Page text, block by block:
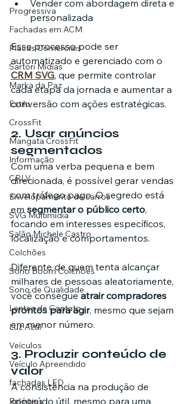
Progressiva
Fachadas em ACM
Placas Comerciais
Sartori Mídias
Marka da Paz
Estilo
CrossFit
Mangata CrossFit
Informação
CRLV
Envelopamento de carros
SVG Multimídia
Salão Michele Castro
Colchões
Sono Boom Colchões
Sono de Qualidade
Lentes de Contato
Luz Azul
Veículos
Veículo Apreendido
fachadas LED
Relógios
Vender com abordagem direta e
personalizada
Esse processo pode ser
automatizado e gerenciado com o
CRM SVG, que permite controlar
cada etapa da jornada e aumentar a
conversão com ações estratégicas.
2. Usar anúncios
segmentados
Com uma verba pequena e bem
direcionada, é possível gerar vendas
com tráfego pago. O segredo está
em segmentar o público certo,
focando em interesses específicos,
localização e comportamentos.
Diferente de quem tenta alcançar
milhares de pessoas aleatoriamente,
você consegue atrair compradores
prontos para agir, mesmo que sejam
em menor número.
3. Produzir conteúdo de
valor
A consistência na produção de
conteúdo útil, mesmo para uma